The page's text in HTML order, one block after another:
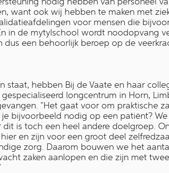
want ook wij hebben te maken met
voor mensen die
in de mytylschool wordt noodopvang
dus een behoorlijk beroep op de
hebben Bij de Vaate en haar
longcentrum in Horn,
“Het gaat voor om praktische
bijvoorbeeld nodig op een patiënt?
is toch een heel andere doelgroep.
en zijn voor een groot deel
zorg. Daarom bouwen we het
zaken aanlopen en die zijn met